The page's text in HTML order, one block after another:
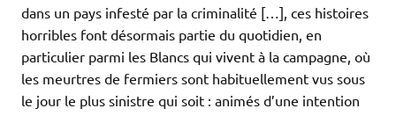
dans un pays infesté par la criminalité […], ces histoires
horribles font désormais partie du quotidien, en
particulier parmi les Blancs qui vivent à la campagne, où
les meurtres de fermiers sont habituellement vus sous
le jour le plus sinistre qui soit : animés d’une intention